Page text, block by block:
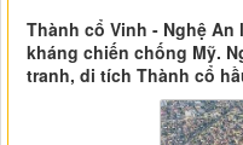
Thành cổ Vinh - Nghệ
kháng chiến chống Mỹ.
tranh, di tích Thành cổ